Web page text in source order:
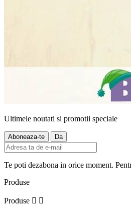
Ultimele noutati si promotii speciale
Te poti dezabona in orice moment.
Produse
Produse  